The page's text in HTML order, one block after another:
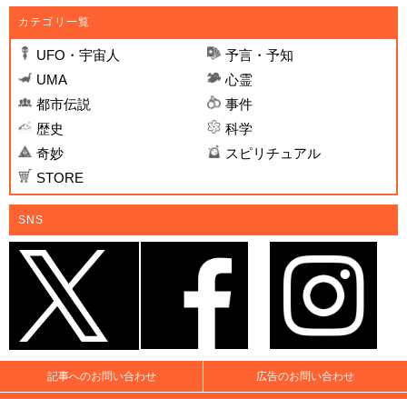
カテゴリ一覧
UFO・宇宙人
予言・予知
UMA
心霊
都市伝説
事件
歴史
科学
奇妙
スピリチュアル
STORE
SNS
記事へのお問い合わせ 広告のお問い合わせ